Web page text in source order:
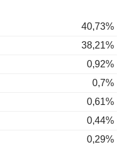
40,73%
38,21%
0,92%
0,7%
0,61%
0,44%
0,29%